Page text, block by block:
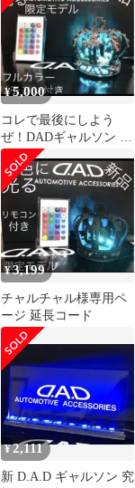
¥5,000
コレで最後にしよう
ぜ！DADギャルソン 16
色フルカラー遠隔操作
リモコン付き
¥3,199
チャルチャル様専用ペ
ージ 延長コード
¥2,111
新 D.A.D ギャルソン 究